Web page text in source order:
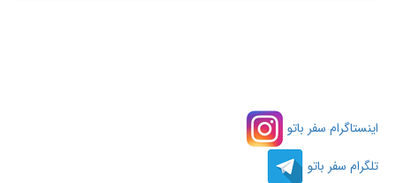
اینستاگرام سفر باتو
تلگرام سفر باتو